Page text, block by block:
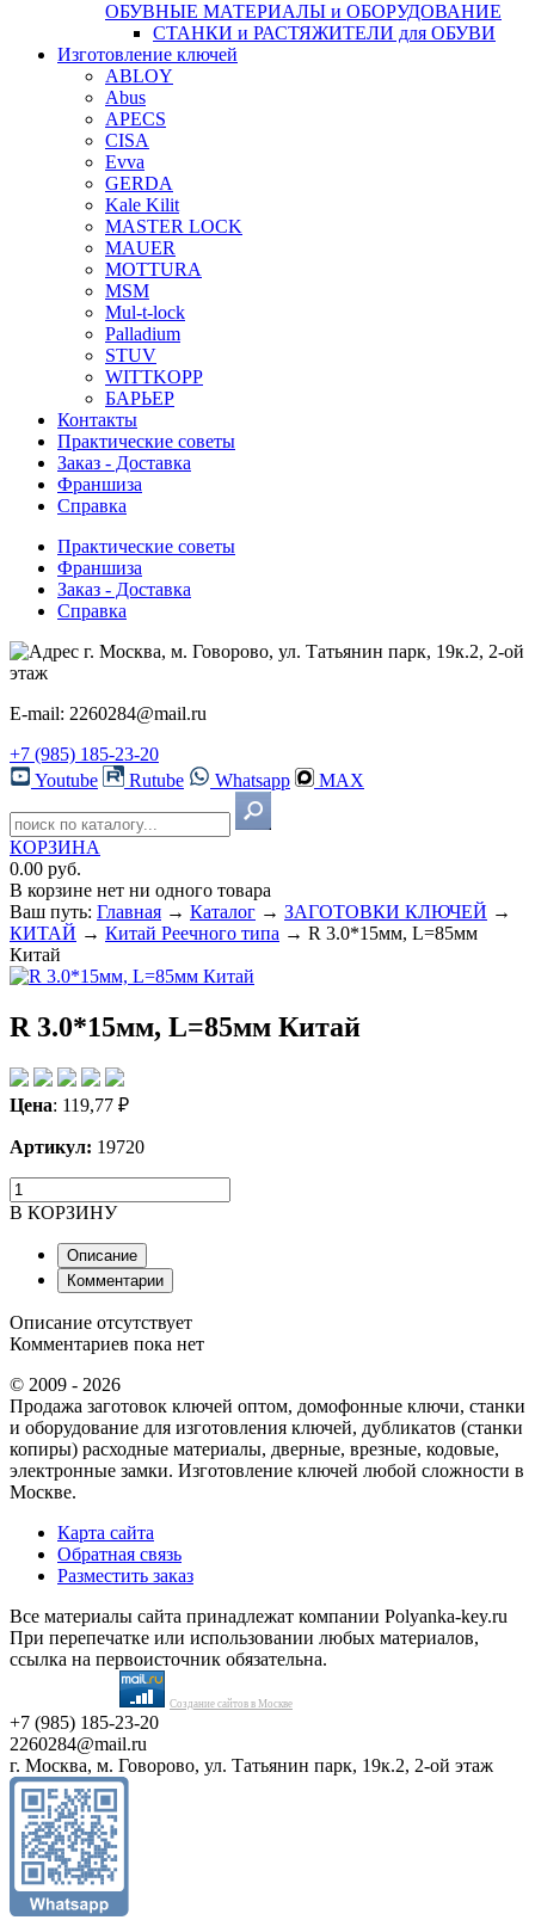
ОБУВНЫЕ МАТЕРИАЛЫ и ОБОРУДОВАНИЕ
СТАНКИ и РАСТЯЖИТЕЛИ для ОБУВИ
Изготовление ключей
ABLOY
Abus
APECS
CISA
Evva
GERDA
Kale Kilit
MASTER LOCK
MAUER
MOTTURA
MSM
Mul-t-lock
Palladium
STUV
WITTKOPP
БАРЬЕР
Контакты
Практические советы
Заказ - Доставка
Франшиза
Справка
Практические советы
Франшиза
Заказ - Доставка
Справка
г. Москва, м. Говорово, ул. Татьянин парк, 19к.2, 2-ой
этаж
E-mail: 2260284@mail.ru
+7 (985) 185-23-20
Youtube
Rutube Whatsapp MAX
КОРЗИНА
0.00 руб.
В корзине нет ни одного товара
Ваш путь: Главная → Каталог → ЗАГОТОВКИ КЛЮЧЕЙ →
КИТАЙ → Китай Реечного типа → R 3.0*15мм, L=85мм
Китай
R 3.0*15мм, L=85мм Китай
Цена: 119,77 ₽
Артикул: 19720
В КОРЗИНУ
Описание
Комментарии
Описание отсутствует
Комментариев пока нет
© 2009 - 2026
Продажа заготовок ключей оптом, домофонные ключи, станки
и оборудование для изготовления ключей, дубликатов (станки
копиры) расходные материалы, дверные, врезные, кодовые,
электронные замки. Изготовление ключей любой сложности в
Москве.
Карта сайта
Обратная связь
Разместить заказ
Все материалы сайта принадлежат компании Polyanka-key.ru
При перепечатке или использовании любых материалов,
ссылка на первоисточник обязательна.
Создание сайтов в Москве
+7 (985) 185-23-20
2260284@mail.ru
г. Москва, м. Говорово, ул. Татьянин парк, 19к.2, 2-ой этаж